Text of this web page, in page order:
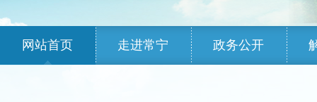
网站首页 走进常宁 政务公开